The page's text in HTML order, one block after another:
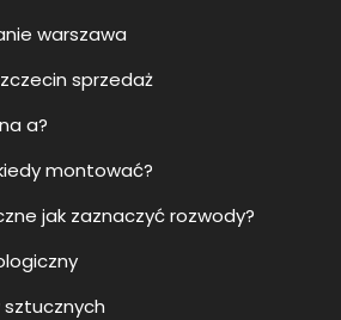
warszawa
sprzedaż
a?
montować?
jak zaznaczyć rozwody?